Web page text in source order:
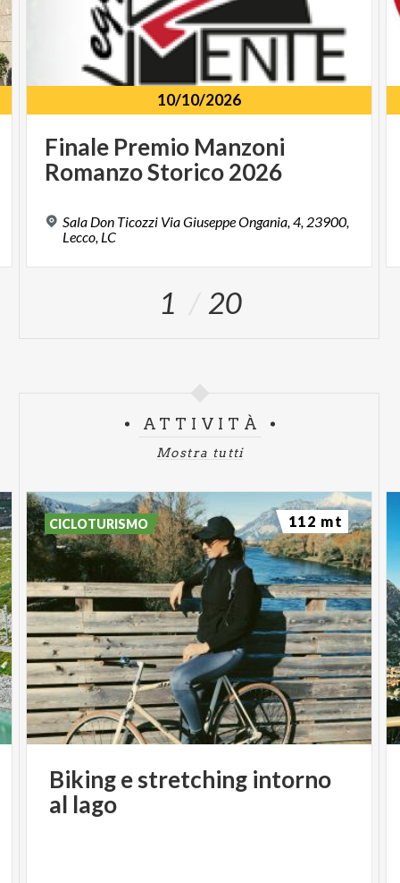
10/10/2026
Finale Premio Manzoni
RomanzoStorico2026
Sala Don Ticozzi Via Giuseppe Ongania, 4, 23900,
Lecco, LC
1 20
ATTIVITÀ
Mostra tutti
Bikingestretching intorno
al lago
CICLOTURISMO 112 mt